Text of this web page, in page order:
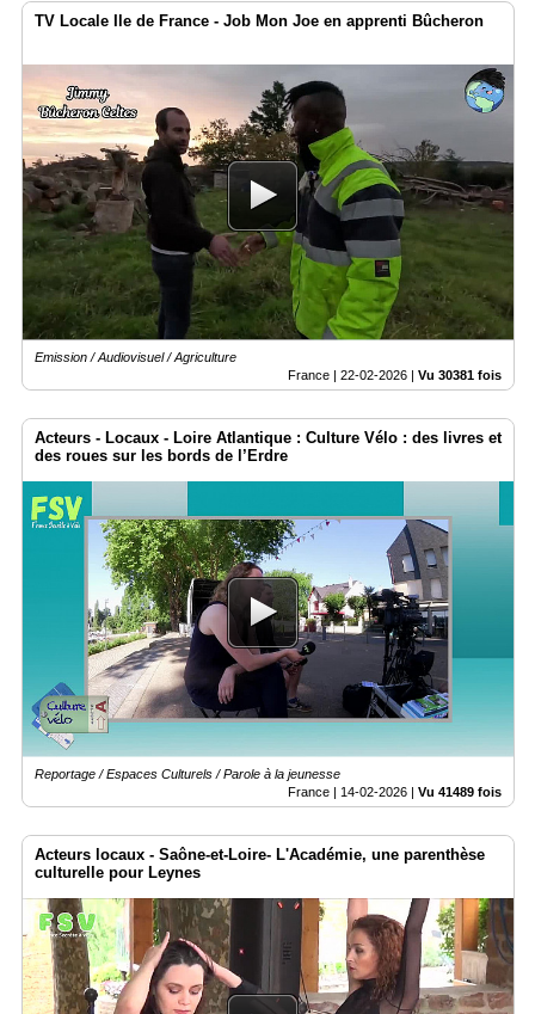
TV Locale Ile de France - Job Mon Joe en apprenti Bûcheron
Emission / Audiovisuel / Agriculture
France | 22-02-2026 | Vu 30381 fois
Acteurs - Locaux - Loire Atlantique : Culture Vélo : des livres et
des roues sur les bords de l’Erdre
Reportage / Espaces Culturels / Parole à la jeunesse
France | 14-02-2026 Vu 41489 fois
Acteurs locaux - Saône-et-Loire- L'Académie, une parenthèse
culturelle pour Leynes